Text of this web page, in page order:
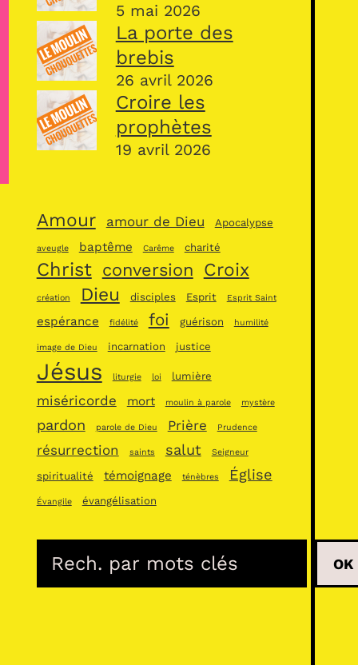
5 mai 2026
La porte des
brebis
26 avril 2026
Croire les
prophètes
19 avril 2026
Amour amour de Dieu Apocalypse
aveugle baptême Carême charité
Christ conversion Croix
création Dieu disciples Esprit Esprit Saint
espérance fidélité foi guérison humilité
image de Dieu incarnation justice
Jésus liturgie loi lumière
miséricorde mort moulin à parole mystère
pardon parole de Dieu Prière Prudence
résurrection saints salut Seigneur
spiritualité témoignage ténèbres Église
Évangile évangélisation
OK